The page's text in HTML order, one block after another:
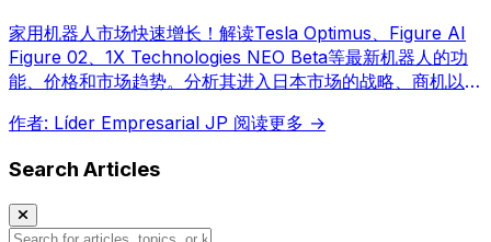
对日本市场的影响和商机
家用机器人市场快速增长！解读Tesla Optimus、Figure AI
Figure 02、1X Technologies NEO Beta等最新机器人的功
能、价格和市场趋势。分析其进入日本市场的战略、商机以及
作者: Líder Empresarial JP 阅读更多 →
Search Articles